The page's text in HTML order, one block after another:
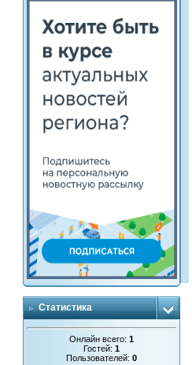
Статистика
Онлайн всего:1
Гостей:1
Пользователей:0